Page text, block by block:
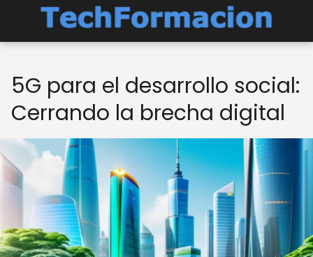
5G para el desarrollo social:
Cerrando la brecha digital